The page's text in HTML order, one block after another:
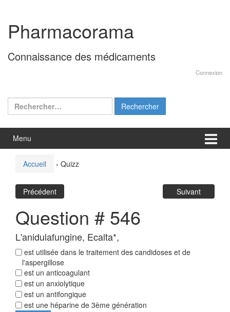
contenu
menu
principal
Pharmacorama
Connaissance des médicaments
Connexion
Rechercher :
Menu
Accueil › Quizz
Précédent Suivant
Question # 546
L'anidulafungine, Ecalta*,
est utilisée dans le traitement des candidoses et de
l'aspergillose
est un anticoagulant
est un anxiolytique
est un antifongique
est une héparine de 3ème génération